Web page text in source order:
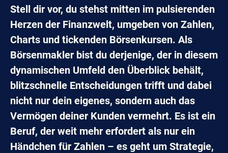
Stell dir vor, du stehst mitten im pulsierenden
Herzen der Finanzwelt, umgeben von Zahlen,
Charts und tickenden Börsenkursen. Als
Börsenmakler bist du derjenige, der in diesem
dynamischen Umfeld den Überblick behält,
blitzschnelle Entscheidungen trifft und dabei
nicht nur dein eigenes, sondern auch das
Vermögen deiner Kunden vermehrt. Es ist ein
Beruf, der weit mehr erfordert als nur ein
Händchen für Zahlen – es geht um Strategie,